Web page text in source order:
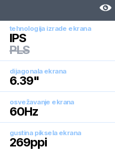
tehnologija izrade ekrana
IPS
PLS
dijagonala ekrana
6.39"
osvežavanje ekrana
60Hz
gustina piksela ekrana
269ppi